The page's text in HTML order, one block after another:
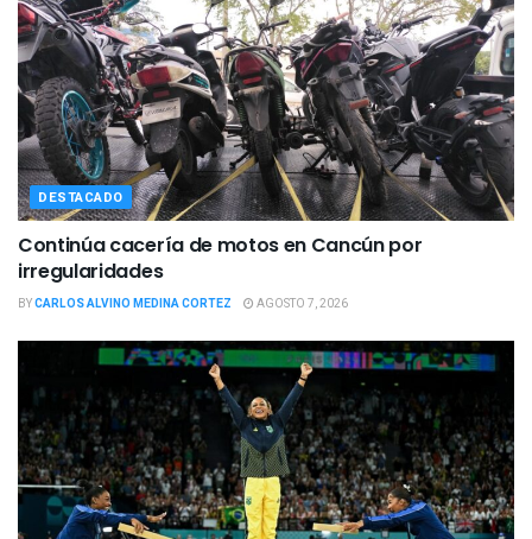
DESTACADO
Continúa cacería de motos en Cancún por
irregularidades
BYCARLOS ALVINO MEDINA CORTEZ AGOSTO 7, 2026